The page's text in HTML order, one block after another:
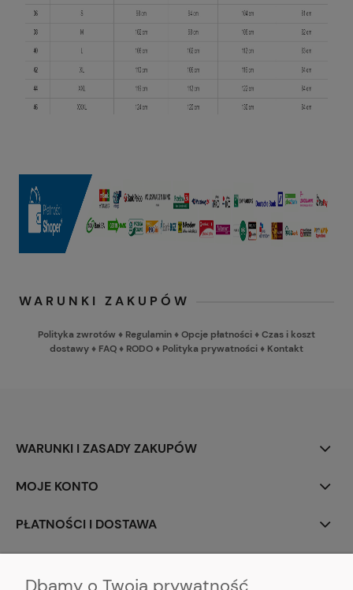
WARUNKI ZAKUPÓW
Polityka zwrotów ♦ Regulamin♦Opcje płatności♦Czas i koszt
dostawy♦ FAQ♦ RODO♦ Polityka prywatności♦ Kontakt
WARUNKI I ZASADY ZAKUPÓW
MOJE KONTO
PŁATNOŚCI I DOSTAWA